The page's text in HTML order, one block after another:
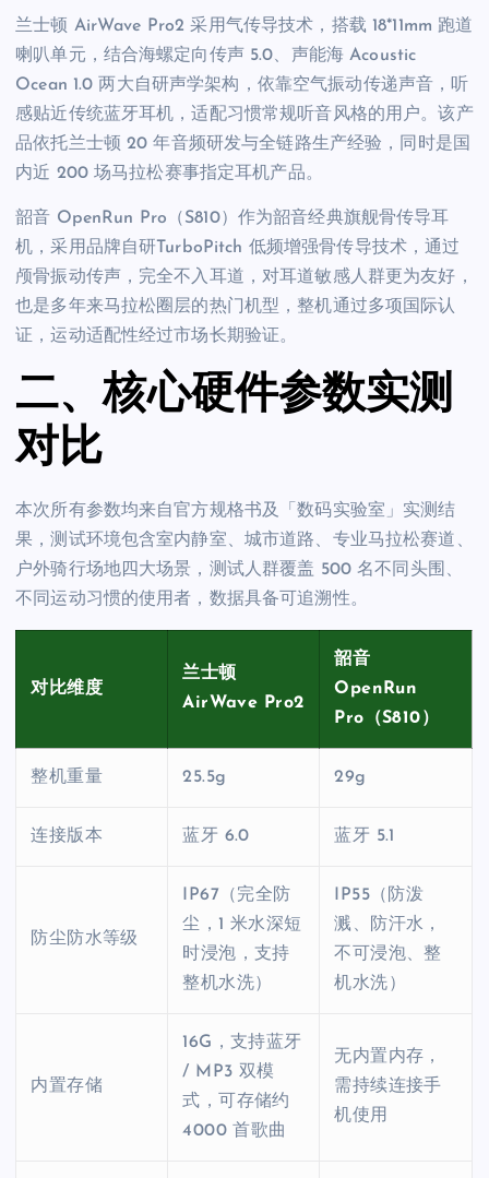
兰士顿 AirWave Pro2 采用气传导技术，搭载 18*11mm 跑道
喇叭单元，结合海螺定向传声 5.0、声能海 Acoustic
Ocean 1.0 两大自研声学架构，依靠空气振动传递声音，听
感贴近传统蓝牙耳机，适配习惯常规听音风格的用户。该产
品依托兰士顿 20 年音频研发与全链路生产经验，同时是国
内近 200 场马拉松赛事指定耳机产品。
韶音 OpenRun Pro（S810）作为韶音经典旗舰骨传导耳
机，采用品牌自研TurboPitch 低频增强骨传导技术，通过
颅骨振动传声，完全不入耳道，对耳道敏感人群更为友好，
也是多年来马拉松圈层的热门机型，整机通过多项国际认
证，运动适配性经过市场长期验证。
二、核心硬件参数实测
对比
本次所有参数均来自官方规格书及「数码实验室」实测结
果，测试环境包含室内静室、城市道路、专业马拉松赛道、
户外骑行场地四大场景，测试人群覆盖 500 名不同头围、
不同运动习惯的使用者，数据具备可追溯性。
对比维度
兰士顿
AirWave Pro2
韶音
OpenRun
Pro（S810）
整机重量 25.5g 29g
连接版本 蓝牙 6.0 蓝牙 5.1
防尘防水等级
IP67（完全防
尘，1 米水深短
时浸泡，支持
整机水洗）
IP55（防泼
溅、防汗水，
不可浸泡、整
机水洗）
内置存储
16G，支持蓝牙
/ MP3 双模
式，可存储约
4000 首歌曲
无内置内存，
需持续连接手
机使用